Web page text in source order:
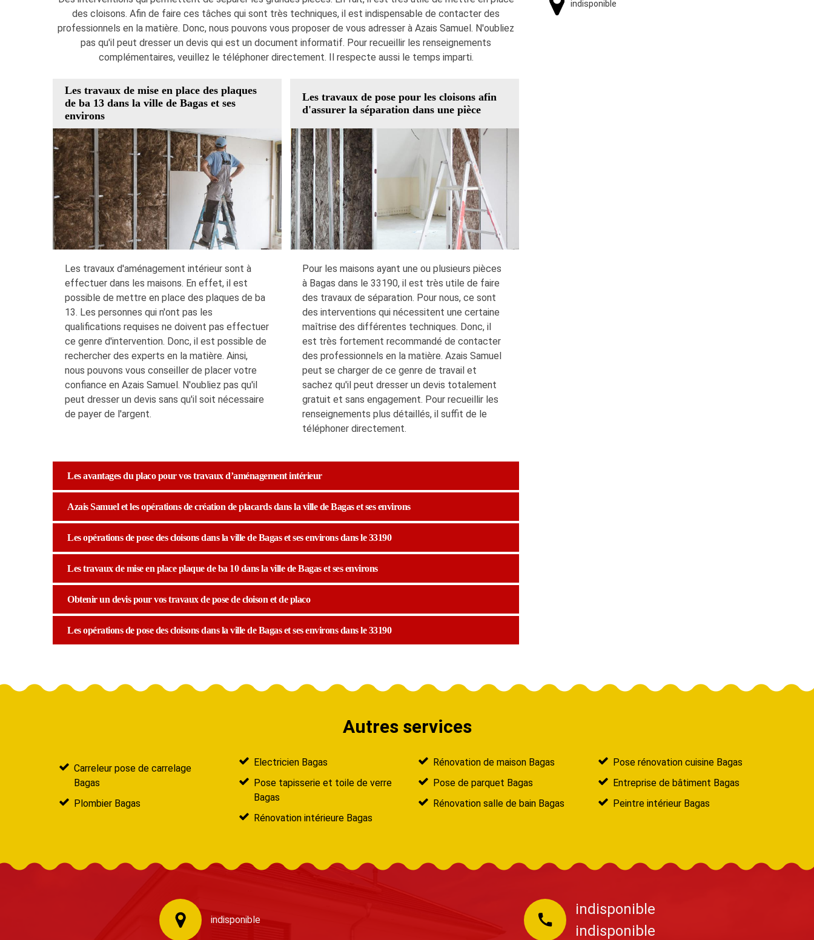
des cloisons. Afin de faire ces tâches qui sont très techniques, il est indispensable de contacter des
professionnels en la matière. Donc, nous pouvons vous proposer de vous adresser à Azais Samuel. N'oubliez
pas qu'il peut dresser un devis qui est un document informatif. Pour recueillir les renseignements
complémentaires, veuillez le téléphoner directement. Il respecte aussi le temps imparti.
Les travaux de mise en place des plaques
de ba 13 dans la ville de Bagas et ses
environs
Les travaux d'aménagement intérieur sont à
effectuer dans les maisons. En effet, il est
possible de mettre en place des plaques de ba
13. Les personnes qui n'ont pas les
qualifications requises ne doivent pas effectuer
ce genre d'intervention. Donc, il est possible de
rechercher des experts en la matière. Ainsi,
nous pouvons vous conseiller de placer votre
confiance en Azais Samuel. N'oubliez pas qu'il
peut dresser un devis sans qu'il soit nécessaire
de payer de l'argent.
Les travaux de pose pour les cloisons afin
d'assurer la séparation dans une pièce
Pour les maisons ayant une ou plusieurs pièces
à Bagas dans le 33190, il est très utile de faire
des travaux de séparation. Pour nous, ce sont
des interventions qui nécessitent une certaine
maîtrise des différentes techniques. Donc, il
est très fortement recommandé de contacter
des professionnels en la matière. Azais Samuel
peut se charger de ce genre de travail et
sachez qu'il peut dresser un devis totalement
gratuit et sans engagement. Pour recueillir les
renseignements plus détaillés, il suffit de le
téléphoner directement.
Les avantages du placo pour vos travaux d’aménagement intérieur
Azais Samuel et les opérations de création de placards dans la ville de Bagas et ses environs
Les opérations de pose des cloisons dans la ville de Bagas et ses environs dans le 33190
Les travaux de mise en place plaque de ba 10 dans la ville de Bagas et ses environs
Obtenir un devis pour vos travaux de pose de cloison et de placo
Les opérations de pose des cloisons dans la ville de Bagas et ses environs dans le 33190
indisponible
Autres services
Carreleur pose de carrelage
Bagas
Plombier Bagas
Electricien Bagas
Pose tapisserie et toile de verre
Bagas
Rénovation intérieure Bagas
Rénovation de maison Bagas
Pose de parquet Bagas
Rénovation salle de bain Bagas
Pose rénovation cuisine Bagas
Entreprise de bâtiment Bagas
Peintre intérieur Bagas
indisponible
indisponible
indisponible